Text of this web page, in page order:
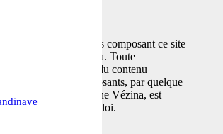
photos, images composant ce site
et Familylab Canada. Toute
toute représentation du contenu
de ses composants, par quelque
expresse de Mylène Vézina, est
sanctionnée par la loi.